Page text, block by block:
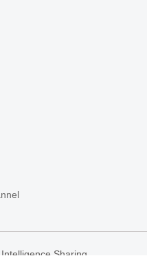
Sharing